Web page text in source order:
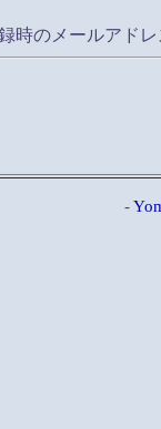
時のメールアド
-